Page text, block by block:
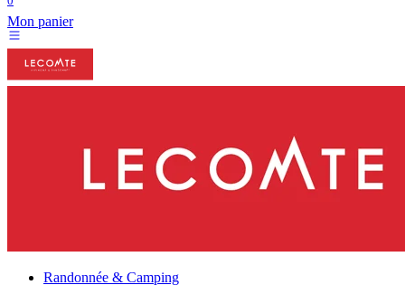
Mon panier
Randonnée & Camping